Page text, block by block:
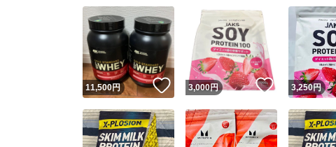
11,500円 いいね！
3,000円 いいね！
3,250円